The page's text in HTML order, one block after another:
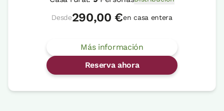
Desde290,00 €en casa entera
Más información
Reserva ahora